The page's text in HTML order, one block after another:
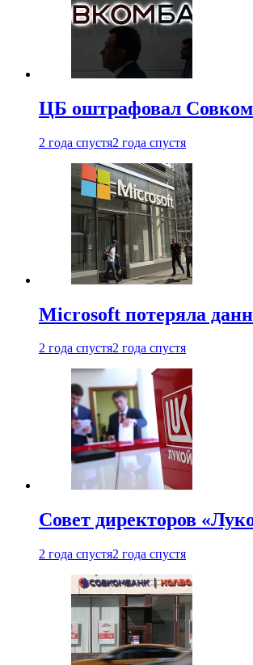
ЦБ оштрафовал
2 года спустя2 года спустя
Microsoft потеряла
2 года спустя2 года спустя
Совет директоров
2 года спустя2 года спустя